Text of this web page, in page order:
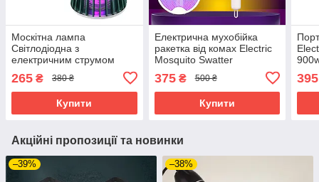
Москітна лампа
Світлодіодна з
електричним струмом
комарів і комах
265 ₴ 380 ₴
Купити
Електрична мухобійка
ракетка від комах Electric
Mosquito Swatter
антимоскітна лампа від
комарів та мух
375₴ 500 ₴
Купити
395
Акційні пропозиції та новинки
–39% –38%